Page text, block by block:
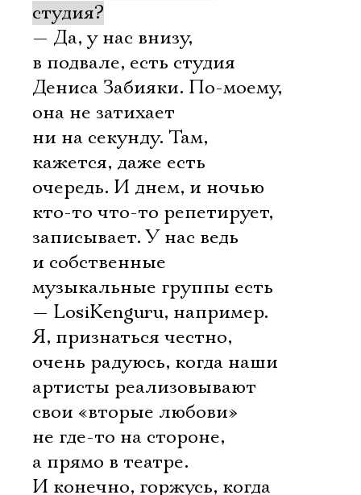
студия?
— Да, у нас внизу,
в подвале, есть студия
Дениса Забияки. По-моему,
она не затихает
ни на секунду. Там,
кажется, даже есть
очередь. И днем, и ночью
кто-то что-то репетирует,
записывает. У нас ведь
и собственные
музыкальные группы есть
— LosiKenguru, например.
Я, признаться честно,
очень радуюсь, когда наши
артисты реализовывают
свои «вторые любови»
не где-то на стороне,
а прямо в театре.
И конечно, горжусь, когда